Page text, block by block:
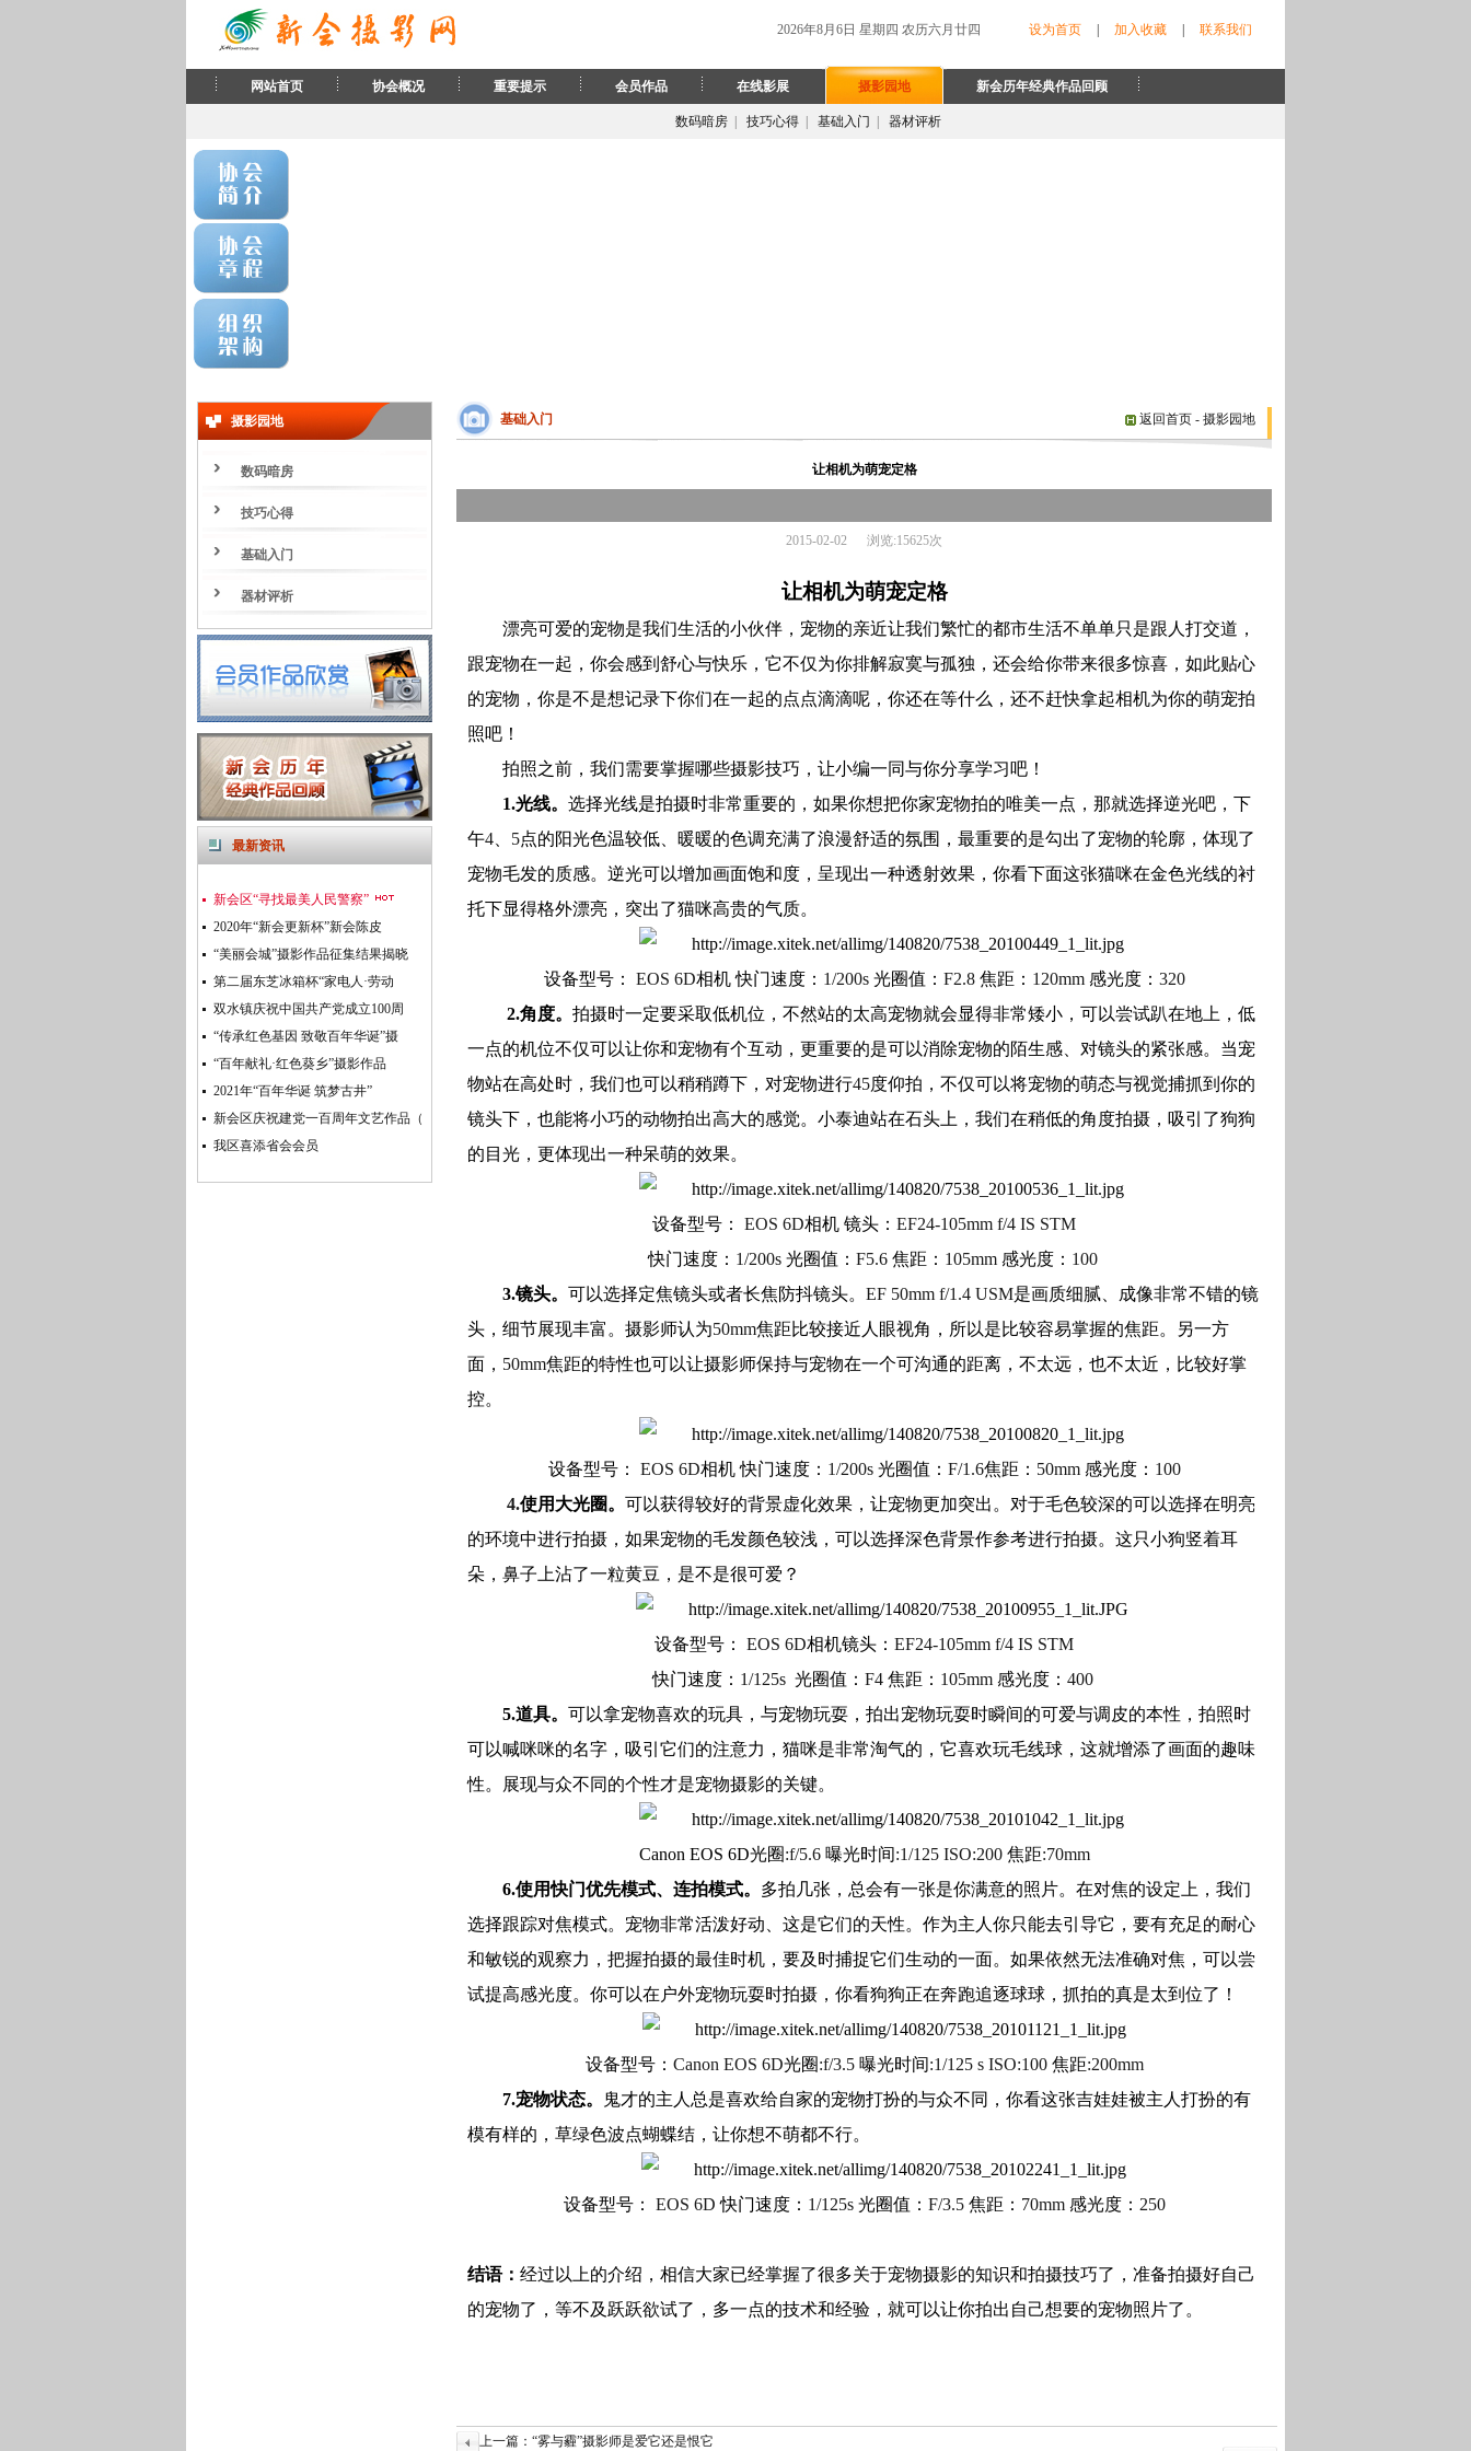
2026年8月6日 星期四 农历六月廿四 设为首页 加入收藏 联系我们
网站首页 协会概况 重要提示 会员作品 在线影展 摄影园地 新会历年经典作品回顾
数码暗房 技巧心得 基础入门 器材评析
摄影园地
数码暗房
技巧心得
基础入门
器材评析
最新资讯
新会区“寻找最美人民警察”
2020年“新会更新杯”新会陈皮
“美丽会城”摄影作品征集结果揭晓
第二届东芝冰箱杯“家电人·劳动
双水镇庆祝中国共产党成立100周
“传承红色基因 致敬百年华诞”摄
“百年献礼·红色葵乡”摄影作品
2021年“百年华诞 筑梦古井”
新会区庆祝建党一百周年文艺作品（
我区喜添省会会员
基础入门 返回首页 - 摄影园地
让相机为萌宠定格
2015-02-02 浏览:15625次
让相机为萌宠定格
漂亮可爱的宠物是我们生活的小伙伴，宠物的亲近让我们繁忙的都市生活不单单只是跟人打交道，
跟宠物在一起，你会感到舒心与快乐，它不仅为你排解寂寞与孤独，还会给你带来很多惊喜，如此贴心
的宠物，你是不是想记录下你们在一起的点点滴滴呢，你还在等什么，还不赶快拿起相机为你的萌宠拍
照吧！
拍照之前，我们需要掌握哪些摄影技巧，让小编一同与你分享学习吧！
1.光线。 选择光线是拍摄时非常重要的，如果你想把你家宠物拍的唯美一点，那就选择逆光吧，下
午4 5点的阳光色温较低、暖暖的色调充满了浪漫舒适的氛围，最重要的是勾出了宠物的轮廓，体现了
宠物毛发的质感。逆光可以增加画面饱和度，呈现出一种透射效果，你看下面这张猫咪在金色光线的衬
托下显得格外漂亮，突出了猫咪高贵的气质。
设备型号： EOS 6D相机 快门速度： 1/200s 光圈值： F2.8 焦距： 120mm 感光度： 320
2.角度。 拍摄时一定要采取低机位，不然站的太高宠物就会显得非常矮小，可以尝试趴在地上，低
一点的机位不仅可以让你和宠物有个互动，更重要的是可以消除宠物的陌生感、对镜头的紧张感。当宠
物站在高处时，我们也可以稍稍蹲下，对宠物进行45度仰拍，不仅可以将宠物的萌态与视觉捕抓到你的
镜头下，也能将小巧的动物拍出高大的感觉。小泰迪站在石头上，我们在稍低的角度拍摄，吸引了狗狗
的目光，更体现出一种呆萌的效果。
设备型号： EOS 6D相机 镜头： EF24-105mm f/4 IS STM
快门速度： 1/200s 光圈值： F5.6 焦距： 105mm 感光度： 100
3.镜头。 可以选择定焦镜头或者长焦防抖镜头。 EF 50mm f/1.4 USM是画质细腻、成像非常不错的镜
头，细节展现丰富。摄影师认为50mm焦距比较接近人眼视角，所以是比较容易掌握的焦距。另一方
面， 50mm焦距的特性也可以让摄影师保持与宠物在一个可沟通的距离，不太远，也不太近，比较好掌
控。
设备型号： EOS 6D相机 快门速度： 1/200s 光圈值： F/1.6焦距： 50mm 感光度： 100
4.使用大光圈。 可以获得较好的背景虚化效果，让宠物更加突出。对于毛色较深的可以选择在明亮
的环境中进行拍摄，如果宠物的毛发颜色较浅，可以选择深色背景作参考进行拍摄。这只小狗竖着耳
朵，鼻子上沾了一粒黄豆，是不是很可爱？
设备型号： EOS 6D相机镜头： EF24-105mm f/4 IS STM
快门速度： 1/125s 光圈值： F4 焦距： 105mm 感光度： 400
5.道具。 可以拿宠物喜欢的玩具，与宠物玩耍，拍出宠物玩耍时瞬间的可爱与调皮的本性，拍照时
可以喊咪咪的名字，吸引它们的注意力，猫咪是非常淘气的，它喜欢玩毛线球，这就增添了画面的趣味
性。展现与众不同的个性才是宠物摄影的关键。
Canon EOS 6D光圈:f/5.6 曝光时间:1/125 ISO:200 焦距:70mm
6.使用快门优先模式、连拍模式。 多拍几张，总会有一张是你满意的照片。在对焦的设定上，我们
选择跟踪对焦模式。宠物非常活泼好动、这是它们的天性。作为主人你只能去引导它，要有充足的耐心
和敏锐的观察力，把握拍摄的最佳时机，要及时捕捉它们生动的一面。如果依然无法准确对焦，可以尝
试提高感光度。你可以在户外宠物玩耍时拍摄，你看狗狗正在奔跑追逐球球，抓拍的真是太到位了！
设备型号： Canon EOS 6D光圈:f/3.5 曝光时间:1/125 s ISO:100 焦距:200mm
7.宠物状态。
鬼才的主人总是喜欢给自家的宠物打扮的与众不同，你看这张吉娃娃被主人打扮的有
模有样的，草绿色波点蝴蝶结，让你想不萌都不行。
设备型号： EOS 6D快门速度： 1/125s 光圈值： F/3.5 焦距： 70mm 感光度： 250
结语： 经过以上的介绍，相信大家已经掌握了很多关于宠物摄影的知识和拍摄技巧了，准备拍摄好自己
的宠物了，等不及跃跃欲试了，多一点的技术和经验，就可以让你拍出自己想要的宠物照片了。
上一篇：“雾与霾”摄影师是爱它还是恨它